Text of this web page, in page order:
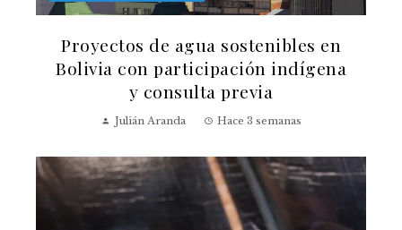
Proyectos de agua sostenibles en
Bolivia con participación indígena
y consulta previa
Julián Aranda Hace 3 semanas